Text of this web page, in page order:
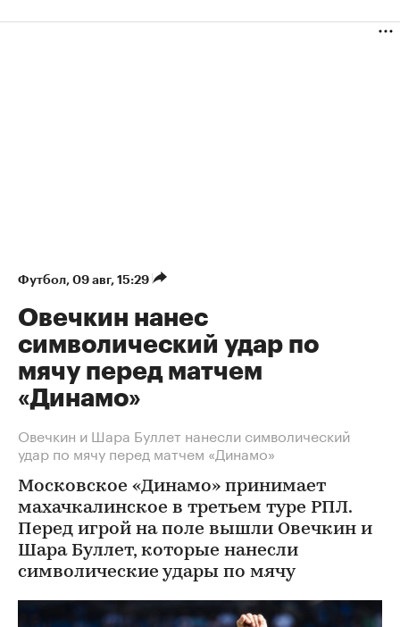
Футбол⁠, 09 авг, 15:29
Овечкин нанес
символический удар по
мячу перед матчем
«Динамо»
Овечкин и Шара Буллет нанесли символический
удар по мячу перед матчем «Динамо»
Московское «Динамо» принимает
махачкалинское в третьем туре РПЛ.
Перед игрой на поле вышли Овечкин и
Шара Буллет, которые нанесли
символические удары по мячу